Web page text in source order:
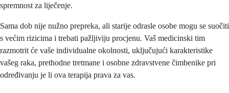
spremnost za liječenje.
Sama dob nije nužno prepreka, ali starije odrasle osobe mogu se suočiti
s većim rizicima i trebati pažljiviju procjenu. Vaš medicinski tim
razmotrit će vaše individualne okolnosti, uključujući karakteristike
vašeg raka, prethodne tretmane i osobne zdravstvene čimbenike pri
određivanju je li ova terapija prava za vas.